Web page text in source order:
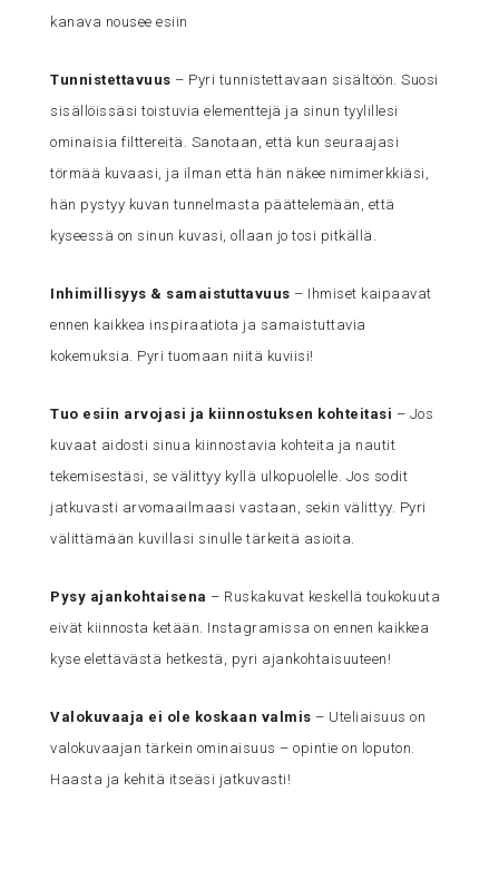
kanava nousee esiin
Tunnistettavuus – Pyri tunnistettavaan sisältöön. Suosi
sisällöissäsi toistuvia elementtejä ja sinun tyylillesi
ominaisia filttereitä. Sanotaan, että kun seuraajasi
törmää kuvaasi, ja ilman että hän näkee nimimerkkiäsi,
hän pystyy kuvan tunnelmasta päättelemään, että
kyseessä on sinun kuvasi, ollaan jo tosi pitkällä.
Inhimillisyys & samaistuttavuus – Ihmiset kaipaavat
ennen kaikkea inspiraatiota ja samaistuttavia
kokemuksia. Pyri tuomaan niitä kuviisi!
Tuo esiin arvojasi ja kiinnostuksen kohteitasi – Jos
kuvaat aidosti sinua kiinnostavia kohteita ja nautit
tekemisestäsi, se välittyy kyllä ulkopuolelle. Jos sodit
jatkuvasti arvomaailmaasi vastaan, sekin välittyy. Pyri
välittämään kuvillasi sinulle tärkeitä asioita.
Pysy ajankohtaisena – Ruskakuvat keskellä toukokuuta
eivät kiinnosta ketään. Instagramissa on ennen kaikkea
kyse elettävästä hetkestä, pyri ajankohtaisuuteen!
Valokuvaaja ei ole koskaan valmis – Uteliaisuus on
valokuvaajan tärkein ominaisuus – opintie on loputon.
Haasta ja kehitä itseäsi jatkuvasti!